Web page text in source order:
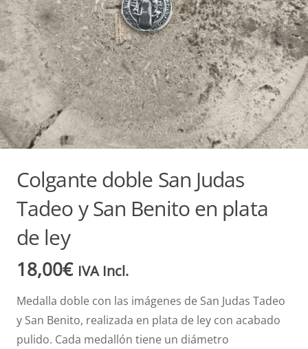
Colgante doble San Judas
Tadeo y San Benito en plata
de ley
18,00€ IVA Incl.
Medalla doble con las imágenes de San Judas Tadeo
y San Benito, realizada en plata de ley con acabado
pulido. Cada medallón tiene un diámetro